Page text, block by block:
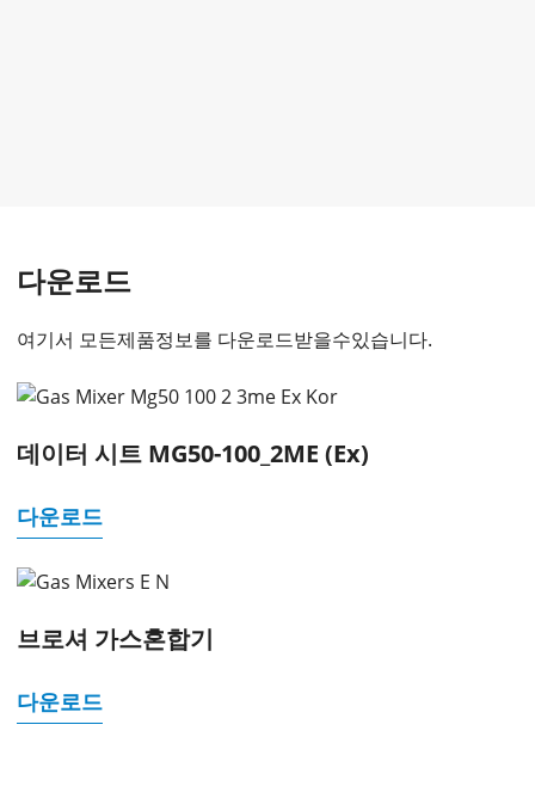
다운로드
여기서 모든제품정보를 다운로드받을수있습니다.
데이터 시트 MG50-100_2ME (Ex)
다운로드
브로셔 가스혼합기
다운로드